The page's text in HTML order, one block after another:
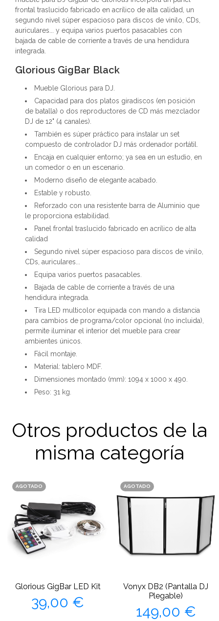
frontal traslucido fabricado en acrílico de alta calidad, un
segundo nivel súper espacioso para discos de vinilo, CDs,
auriculares... y equipa varios puertos pasacables con
bajada de cable de corriente a través de una hendidura
integrada.
Glorious GigBar Black
Mueble Glorious para DJ.
Capacidad para dos platos giradiscos (en posición
de batalla) o dos reproductores de CD más mezclador
DJ de 12" (4 canales).
También es súper práctico para instalar un set
compuesto de controlador DJ más ordenador portátil.
Encaja en cualquier entorno; ya sea en un estudio, en
un comedor o en un escenario.
Moderno diseño de elegante acabado.
Estable y robusto.
Reforzado con una resistente barra de Aluminio que
le proporciona estabilidad.
Panel frontal traslucido fabricado en acrílico de alta
calidad
Segundo nivel súper espacioso para discos de vinilo,
CDs, auriculares...
Equipa varios puertos pasacables.
Bajada de cable de corriente a través de una
hendidura integrada.
Tira LED multicolor equipada con mando a distancia
para cambios de programa/color opcional (no incluida),
permite iluminar el interior del mueble para crear
ambientes únicos.
Fácil montaje.
Material: tablero MDF.
Dimensiones montado (mm): 1094 x 1000 x 490.
Peso: 31 kg.
Otros productos de la
misma categoría
AGOTADO
Glorious GigBar LED Kit
Precio
39,00 €
AGOTADO
Vonyx DB2 (Pantalla DJ
Plegable)
Precio
149,00 €